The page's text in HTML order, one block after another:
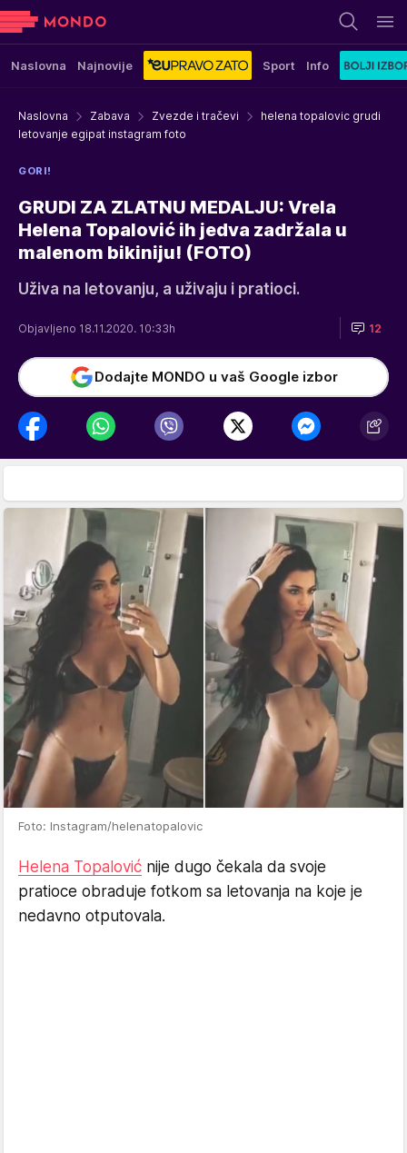
Naslovna Najnovije Sport Info
Naslovna Zabava Zvezde i tračevi
helena topalovic grudi
letovanje egipat instagram foto
GORI!
GRUDI ZA ZLATNU MEDALJU: Vrela
Helena Topalović ih jedva zadržala u
malenom bikiniju! (FOTO)
Uživa na letovanju, a uživaju i pratioci.
Objavljeno 18.11.2020. 10:33h 12
Dodajte MONDO u vaš Google izbor
Foto: Instagram/helenatopalovic
Helena Topalović nije dugo čekala da svoje
pratioce obraduje fotkom sa letovanja na koje je
nedavno otputovala.